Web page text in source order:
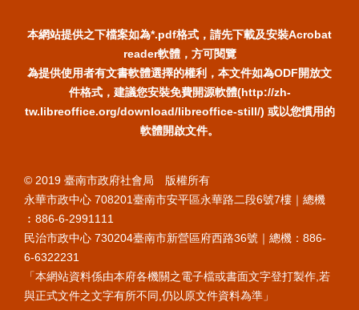
本網站提供之下檔案如為*.pdf格式，請先下載及安裝Acrobat
reader軟體，方可閱覽
為提供使用者有文書軟體選擇的權利，本文件如為ODF開放文
件格式，建議您安裝免費開源軟體(http://zh-
tw.libreoffice.org/download/libreoffice-still/) 或以您慣用的
軟體開啟文件。
© 2019 臺南市政府社會局 版權所有
永華市政中心 708201臺南市安平區永華路二段6號7樓｜總機
︰886-6-2991111
民治市政中心 730204臺南市新營區府西路36號｜總機：886-
6-6322231
「本網站資料係由本府各機關之電子檔或書面文字登打製作,若
與正式文件之文字有所不同,仍以原文件資料為準」